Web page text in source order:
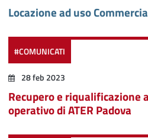
Locazione ad uso
#COMUNICATI
28 feb 2023
Recupero e riqualificazione
operativo di ATER Padova